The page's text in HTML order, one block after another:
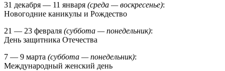
31 декабря — 11 января (среда — воскресенье):
Новогодние каникулы и Рождество
21 — 23 февраля (суббота — понедельник):
День защитника Отечества
7 — 9 марта (суббота — понедельник):
Международный женский день